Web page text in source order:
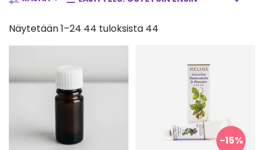
Näytetään 1–24 44 tuloksista 44
-15%